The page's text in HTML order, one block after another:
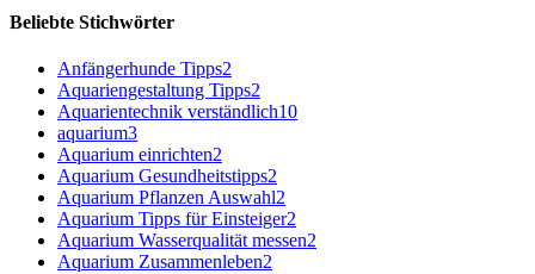
Beliebte Stichwörter
Anfängerhunde Tipps2
Aquariengestaltung Tipps2
Aquarientechnik verständlich10
aquarium3
Aquarium einrichten2
Aquarium Gesundheitstipps2
Aquarium Pflanzen Auswahl2
Aquarium Tipps für Einsteiger2
Aquarium Wasserqualität messen2
Aquarium Zusammenleben2